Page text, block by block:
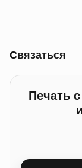
Связаться
Печать